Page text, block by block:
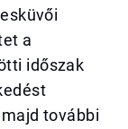
a
időszak
további